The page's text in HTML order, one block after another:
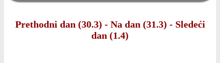
Prethodni dan (30.3) - Na dan (31.3) - Sledeći
dan (1.4)